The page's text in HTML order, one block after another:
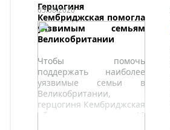
Герцогиня
Кембриджская помогла
уязвимым семьям
Великобритании
Чтобы помочь
поддержать наиболее
уязвимые семьи в
Великобритании,
герцогиня Кембриджская
объединила 19
05.08.2020